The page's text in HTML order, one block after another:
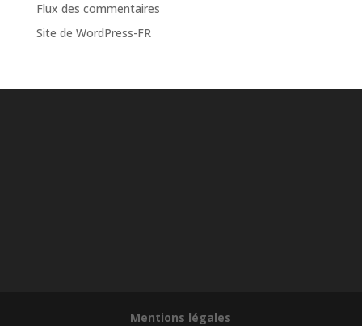
Flux des commentaires
Site de WordPress-FR
Mentions légales